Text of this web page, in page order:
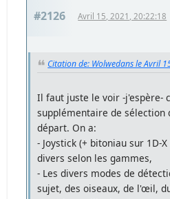
#2126 Avril 15, 2021, 20:22:18
Citation de: Wolwedans le Avril
Il faut juste le voir -j'espère-
supplémentaire de sélection
départ. On a:
- Joystick (+ bitoniau sur 1D-
divers selon les gammes,
- Les divers modes de
sujet, des oiseaux, de l'œil,